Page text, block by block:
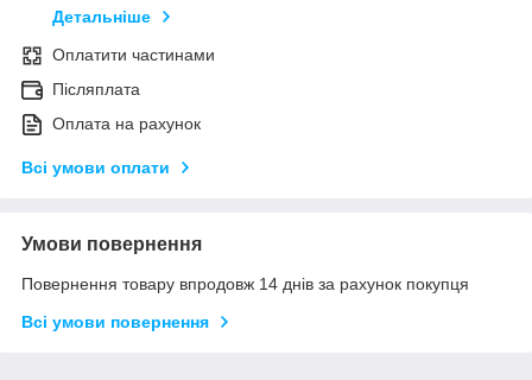
Детальніше
Оплатити частинами
Післяплата
Оплата на рахунок
Всі умови оплати
Умови повернення
Повернення товару впродовж 14 днів за рахунок покупця
Всі умови повернення